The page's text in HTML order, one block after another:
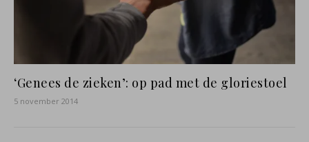
‘Genees de zieken’: op pad met de gloriestoel
5 november 2014